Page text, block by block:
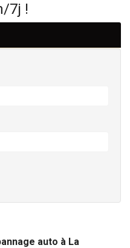
7j !
auto à La